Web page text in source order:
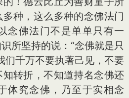
种，这么多种的念佛法门
念佛法门不是单单只有一
所坚持的说：“念佛就是只
们千万不要执著己见，不要
转折，不知道持名念佛还
体究念佛，乃至于实相念